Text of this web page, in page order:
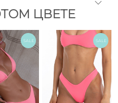
ЦВЕТЕ
SALE SALE